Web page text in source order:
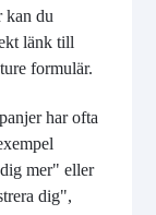
kan du
länk till
formulär.
har ofta
mer" eller
dig",